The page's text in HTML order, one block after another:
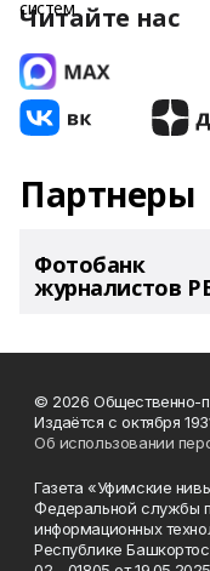
Читайте нас
Партнеры
Фотобанк
журналистов
© 2026 Общественно-
Издаётся с октября
Об использовании
Газета «Уфимские
Федеральной службы
информационных
Республике